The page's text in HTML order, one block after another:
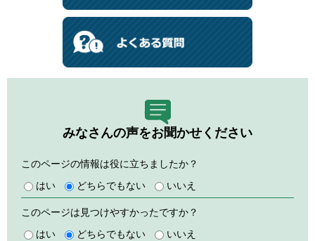
みなさんの声をお聞かせください
このページの情報は役に立ちましたか？
はい
どちらでもない いいえ
このページは見つけやすかったですか？
はい
どちらでもない いいえ